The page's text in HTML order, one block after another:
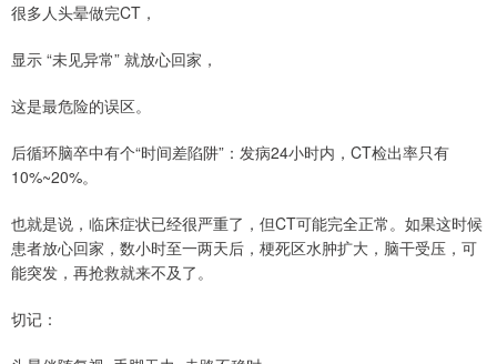
很多人头晕做完CT，
显示 “未见异常” 就放心回家，
这是最危险的误区。
后循环脑卒中有个“时间差陷阱”：发病24小时内，CT检出率只有
10%~20%。
也就是说，临床症状已经很严重了，但CT可能完全正常。如果这时候
患者放心回家，数小时至一两天后，梗死区水肿扩大，脑干受压，可
能突发，再抢救就来不及了。
切记：